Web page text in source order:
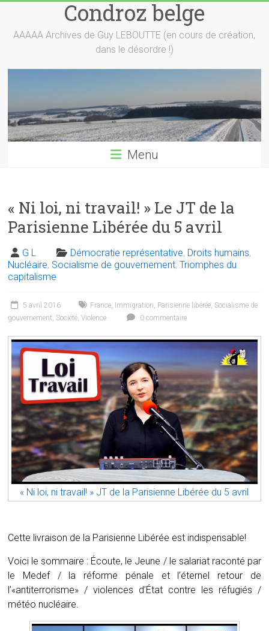
content
Condroz belge
AAAAA Archives de Guy LEBOUTTE (en cours de création,
dans le désordre !)
Menu
« Ni loi, ni travail! » Le JT de la
Parisienne Libérée du 5 avril
G L Démocratie représentative, Droits humains,
Nucléaire, Socialisme de gouvernement,Triomphes du
capitalisme
5 avril 2016 France, Immigration, Parisienne libérée, Socialisme de
gouvernement, Société,Violence 0 commentaire
« Ni loi, ni travail! » JT de la Parisienne Libérée du 5 avril
Cette livraison de la Parisienne Libérée est indispensable!
Voici le sommaire : Écoute, le Jeune / le salariat raconté par
le Medef / la réforme pénale et l’éternel retour de
l’«antiterrorisme» / violences d’État contre les réfugiés /
météo nucléaire.